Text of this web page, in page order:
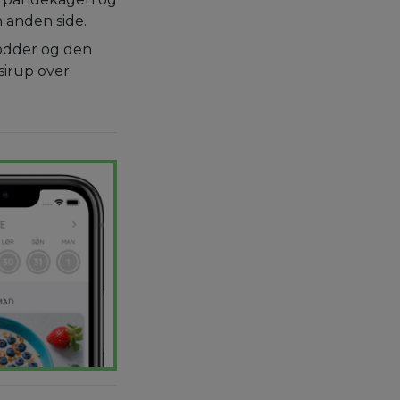
anden side.
og den
over.